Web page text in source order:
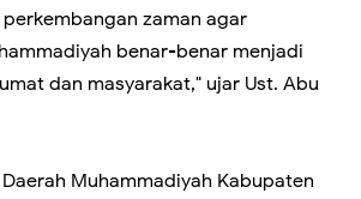
zaman agar
benar-benar menjadi
dan masyarakat," ujar Ust. Abu
Muhammadiyah Kabupaten